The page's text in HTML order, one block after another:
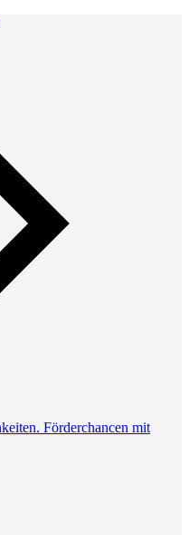
Förderchancen mit